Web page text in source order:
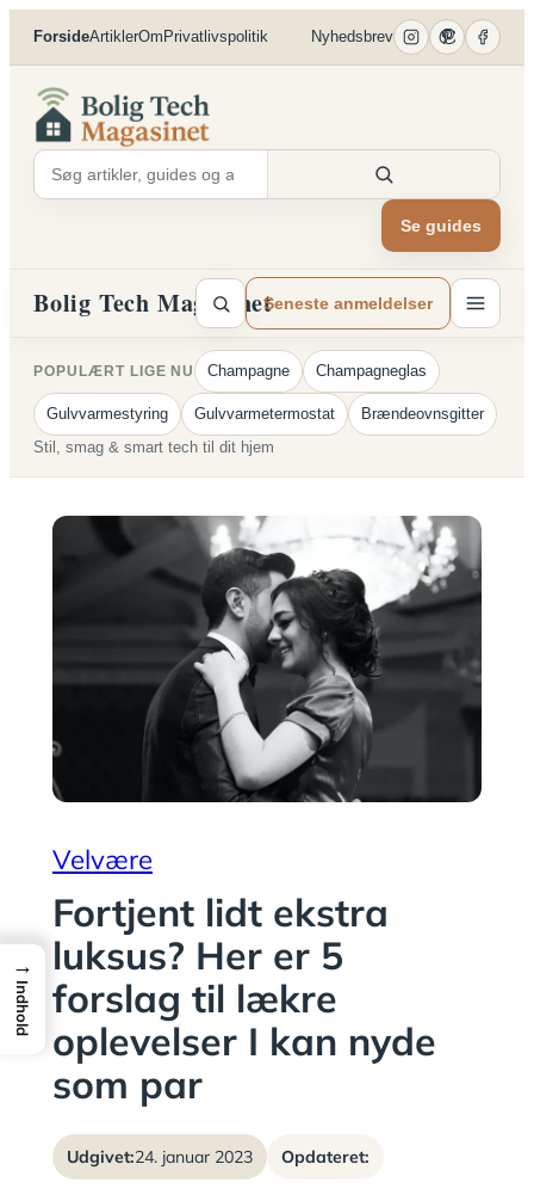
Spring
indhold
ForsideArtiklerOm Privatlivspolitik Nyhedsbrev
Se guides
Bolig Tech MagasinetSeneste anmeldelser
POPULÆRT LIGE NU Champagne Champagneglas
Gulvvarmestyring Gulvvarmetermostat
Brændeovnsgitter
Stil, smag & smart tech til dit hjem
Velvære
Fortjent lidt ekstra
luksus? Her er 5
forslag til lækre
oplevelser I kan nyde
som par
Udgivet:24. januar 2023 Opdateret:
→
Indhold